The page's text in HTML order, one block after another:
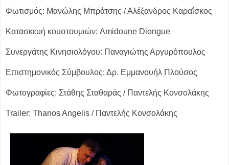
Φωτισμός: Μανώλης Μπράτσης / Αλέξανδρος Καραΐσκος
Κατασκευή κουστουμιών: Amidoune Diongue
Συνεργάτης Κινησιολόγου: Παναγιώτης Αργυρόπουλος
Επιστημονικός Σύμβουλος: Δρ. Εμμανουήλ Πλούσος
Φωτογραφίες: Στάθης Σταθαράς / Παντελής Κονσολάκης
Trailer: Thanos Angelis / Παντελής Κονσολάκης